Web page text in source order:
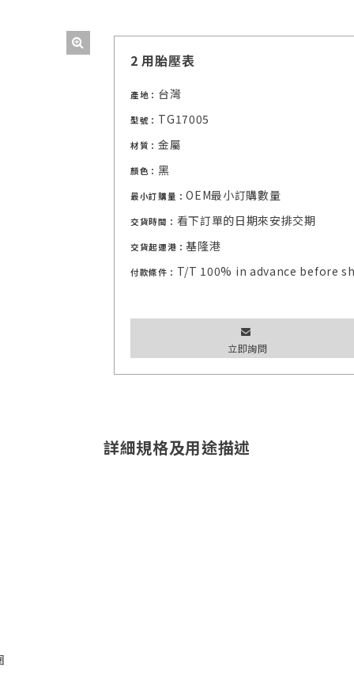
2 用胎壓表
產地： 台灣
型號： TG17005
材質：金屬
顏色：黑
最小訂購量：OEM最小訂購數量
交貨時間： 看下訂單的日期來安排交期
交貨起運港：基隆港
付款條件： T/T 100% in advance before
立即詢問
詳細規格及用途描述